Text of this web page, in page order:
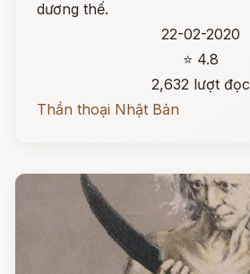
dương thế.
22-02-2020
⭐ 4.8
2,632 lượt đọc
Thần thoại Nhật Bản